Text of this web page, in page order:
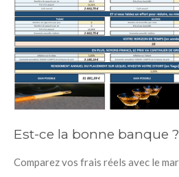
Est-ce la bonne banque ?
Comparez vos frais réels avec le